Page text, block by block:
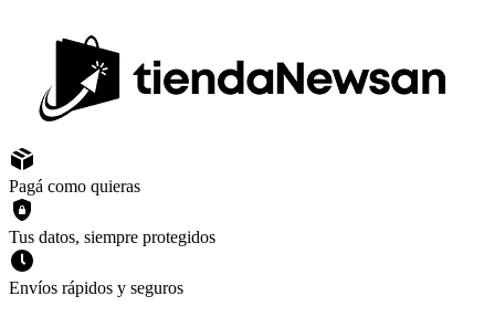
Pagá como quieras
Tus datos, siempre protegidos
Envíos rápidos y seguros